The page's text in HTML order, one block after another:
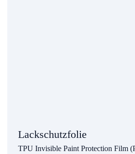
Lackschutzfolie
TPU Invisible Paint Protection Film